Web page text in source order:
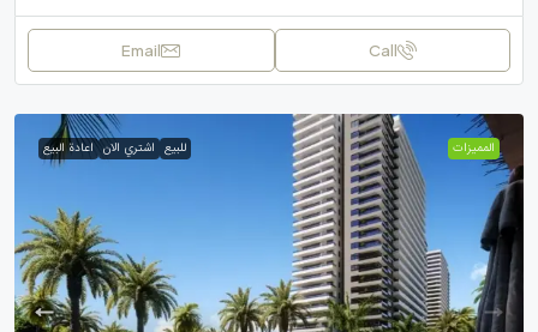
Call
Email
الممیزات للبيع اشتري الان اعادة البيع